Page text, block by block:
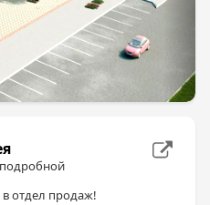
в отдел продаж!